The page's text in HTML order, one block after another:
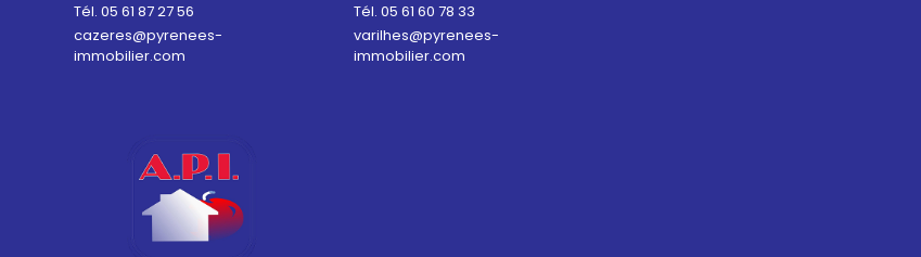
Tél. 05 61 87 27 56
cazeres@pyrenees-
immobilier.com
Tél. 05 61 60 78 33
varilhes@pyrenees-
immobilier.com